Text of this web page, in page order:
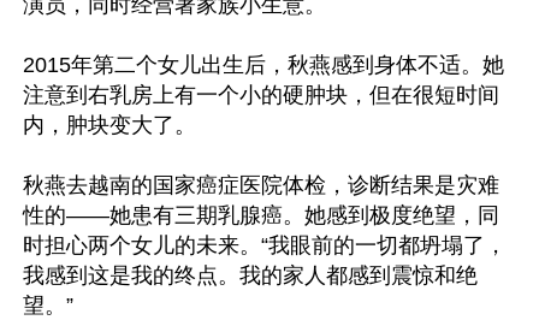
演员，同时经营著家族小生意。
2015年第二个女儿出生后，秋燕感到身体不适。她
注意到右乳房上有一个小的硬肿块，但在很短时间
内，肿块变大了。
秋燕去越南的国家癌症医院体检，诊断结果是灾难
性的——她患有三期乳腺癌。她感到极度绝望，同
时担心两个女儿的未来。“我眼前的一切都坍塌了，
我感到这是我的终点。我的家人都感到震惊和绝
望。”